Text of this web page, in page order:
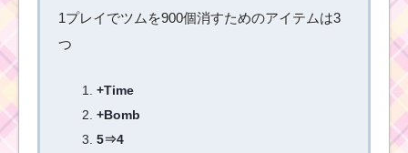
まゆ毛のあるツムで95
1プレイでツムを900個消すためのアイテムは3
つ
+Time
+Bomb
5⇒4